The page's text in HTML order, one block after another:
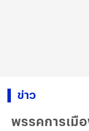
ข่าว
พรรคการเมื